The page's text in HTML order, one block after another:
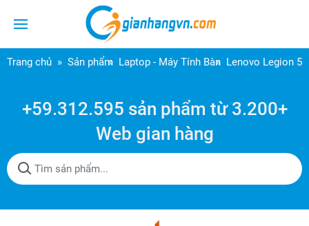
Trang chủ Sản phẩm Laptop - Máy Tính Bàn Lenovo Legion 5
+59.312.595 sản phẩm từ 3.200+
Web gian hàng